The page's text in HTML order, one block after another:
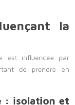
la
est influencée par
de prendre en
: isolation et